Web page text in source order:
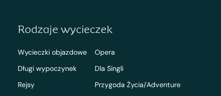
Rodzaje wycieczek
Wycieczki objazdowe
Długi wypoczynek
Rejsy
Opera
Dla Singli
Przygoda Życia/Adventure